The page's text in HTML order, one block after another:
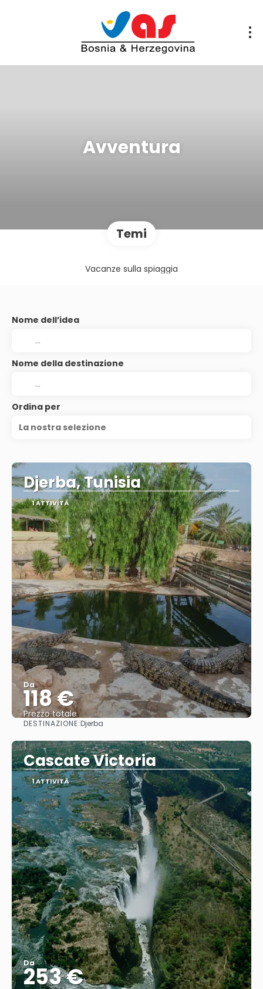
Avventura
Temi
Vacanze sulla spiaggia
Nome dell’idea
Nome della destinazione
Ordina per
La nostra selezione
Djerba, Tunisia
1 ATTIVITÀ
Da
118 €
Prezzo totale
DESTINAZIONE:Djerba
Cascate Victoria
1 ATTIVITÀ
Da
253 €